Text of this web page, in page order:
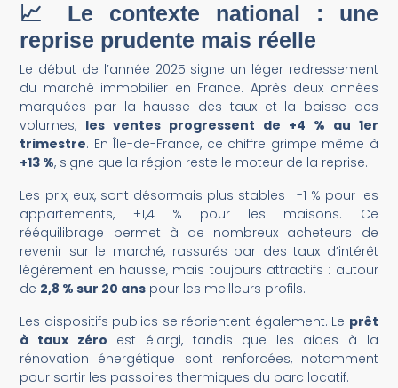
📈 Le contexte national : une
reprise prudente mais réelle
Le début de l’année 2025 signe un léger redressement
du marché immobilier en France. Après deux années
marquées par la hausse des taux et la baisse des
volumes, les ventes progressent de +4 % au 1er
trimestre. En Île-de-France, ce chiffre grimpe même à
+13 %, signe que la région reste le moteur de la reprise.
Les prix, eux, sont désormais plus stables : -1 % pour les
appartements, +1,4 % pour les maisons. Ce
rééquilibrage permet à de nombreux acheteurs de
revenir sur le marché, rassurés par des taux d’intérêt
légèrement en hausse, mais toujours attractifs : autour
de 2,8 % sur 20 ans pour les meilleurs profils.
Les dispositifs publics se réorientent également. Le prêt
à taux zéro est élargi, tandis que les aides à la
rénovation énergétique sont renforcées, notamment
pour sortir les passoires thermiques du parc locatif.